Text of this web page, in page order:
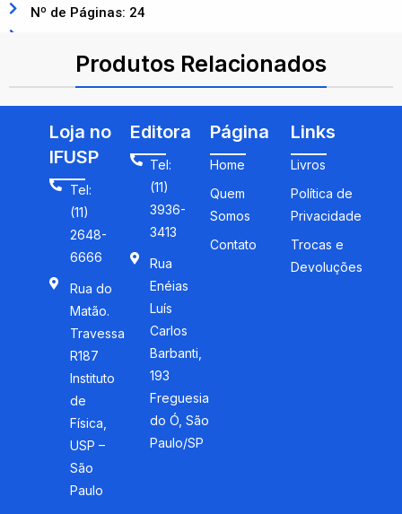
Nº de Páginas: 24
Produtos Relacionados
Loja no
IFUSP
Tel:
(11)
2648-
6666
Rua do
Matão.
Travessa
R187
Instituto
de
Física,
USP –
São
Paulo
Editora
Tel:
(11)
3936-
3413
Rua
Enéias
Luís
Carlos
Barbanti,
193
Freguesia
do Ó, São
Paulo/SP
Página
Home
Quem
Somos
Contato
Links
Livros
Política de
Privacidade
Trocas e
Devoluções